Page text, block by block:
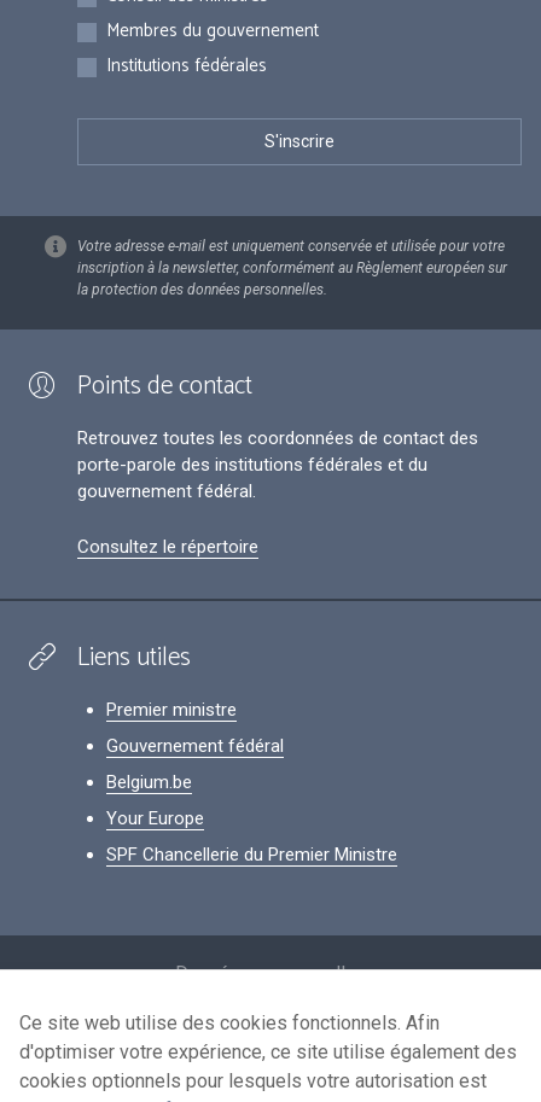
Membres du gouvernement
Institutions fédérales
Votre adresse e-mail est uniquement conservée et utilisée pour votre
inscription à la newsletter, conformément au Règlement européen sur
la protection des données personnelles.
Points de contact
Retrouvez toutes les coordonnées de contact des
porte-parole des institutions fédérales et du
gouvernement fédéral.
Consultez le répertoire
Liens utiles
Premier ministre
Gouvernement fédéral
Belgium.be
Your Europe
SPF Chancellerie du Premier Ministre
Données personnelles
Conditions de réutilisation
Contactez-nous
Ce site web utilise des cookies fonctionnels. Afin
d'optimiser votre expérience, ce site utilise également des
cookies optionnels pour lesquels votre autorisation est